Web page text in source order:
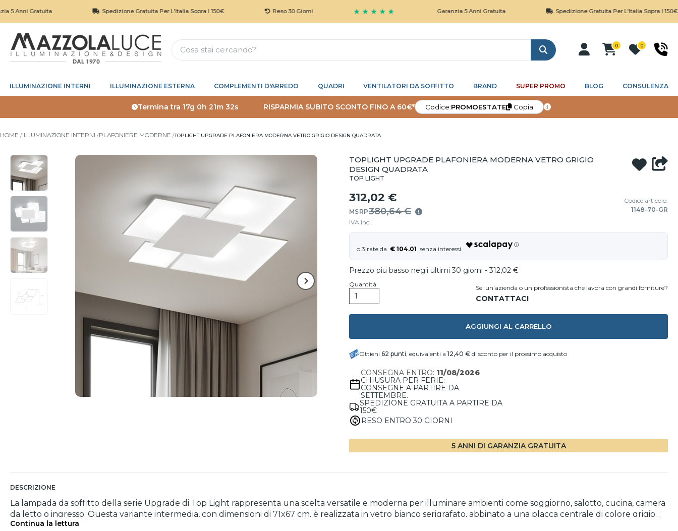
Gratuita Spedizione Gratuita Per L'Italia Sopra I 150€ Reso 30 Giorni ★ ★ ★ ★ ★ Garanzia 5 Anni Gratuita Spedizione Gratuita Per L'Italia Sopra I 150€
Cerca
0 0
ILLUMINAZIONE INTERNI ILLUMINAZIONE ESTERNA COMPLEMENTI D'ARREDO QUADRI VENTILATORI DA SOFFITTO BRAND SUPER PROMO BLOG CONSULENZA
Termina tra17g 0h 21m 31s RISPARMIA SUBITO SCONTO FINO A 60€* Codice:PROMOESTATE Copia
HOME ILLUMINAZIONE INTERNI PLAFONIERE MODERNE TOPLIGHT UPGRADE PLAFONIERA MODERNA VETRO GRIGIO DESIGN QUADRATA
TOPLIGHT UPGRADE PLAFONIERA MODERNA VETRO GRIGIO
DESIGN QUADRATA
TOP LIGHT
312,02 €
MSRP380,64 €
IVA incl.
Codice articolo:
1148-70-GR
€ 104.01
Prezzo piu basso negli ultimi 30 giorni - 312,02 €
Quantità Sei un'azienda o un professionista che lavora con grandi forniture?
AGGIUNGI AL CARRELLO
Ottieni 62 punti, equivalenti a 12,40 € di sconto per il prossimo acquisto
CONSEGNA ENTRO: 11/08/2026
CHIUSURA PER FERIE:
CONSEGNE A PARTIRE DA
SETTEMBRE.
SPEDIZIONE GRATUITA A PARTIRE DA
150€
RESO ENTRO 30 GIORNI
5 ANNI DI GARANZIA GRATUITA
DESCRIZIONE
La lampada da soffitto della serie Upgrade di Top Light rappresenta una scelta versatile e moderna per illuminare ambienti come soggiorno, salotto, cucina, camera
da letto o ingresso. Questa variante intermedia, con dimensioni di 71x67 cm, è realizzata in vetro bianco serigrafato, abbinato a una placca centrale di colore grigio
fissata tramite calamite, offrendo un dettaglio estetico raffinato e funzionale. Il design a elementi squadrati ad incastro si adatta facilmente a stili di arredamento
Continua la lettura